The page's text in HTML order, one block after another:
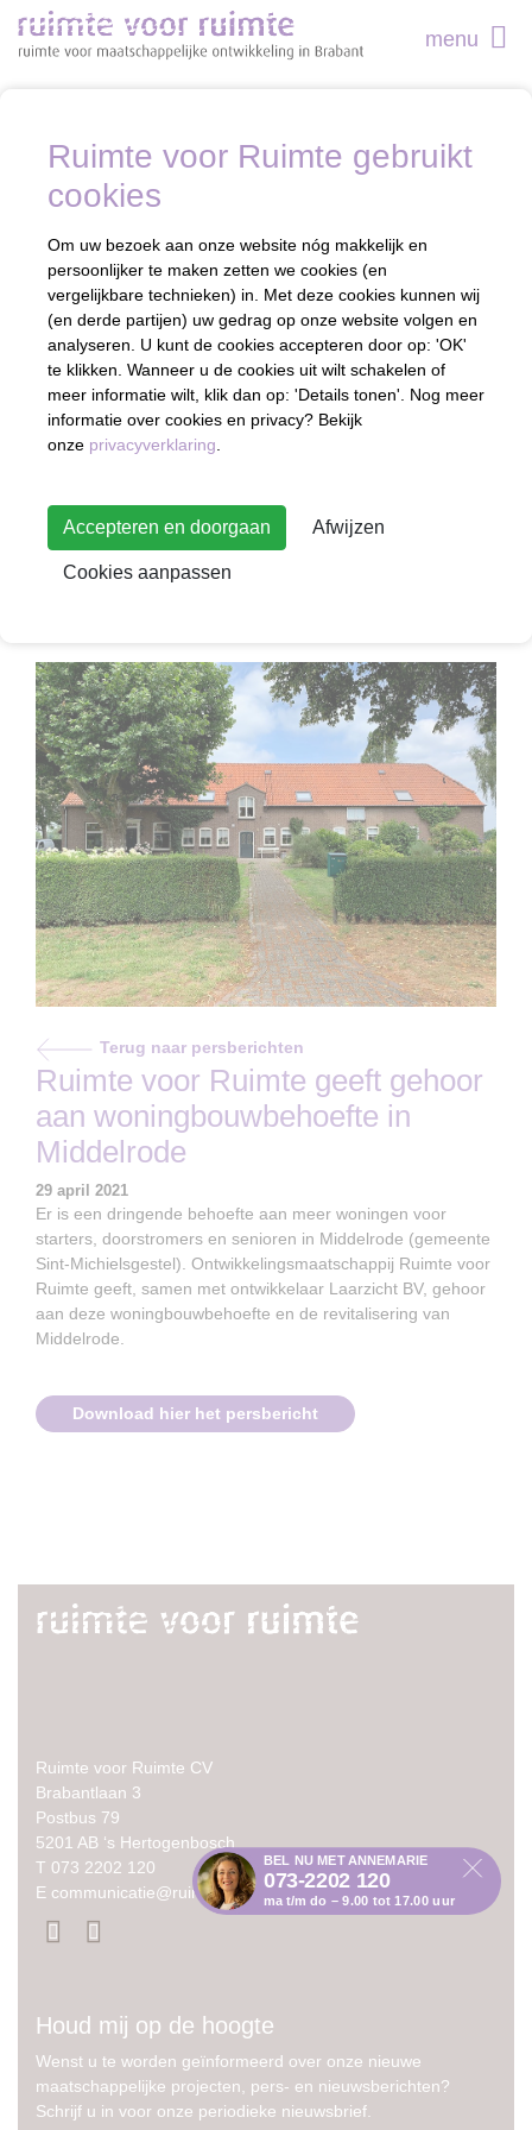
Ruimte voor Ruimte gebruikt
cookies
Om uw bezoek aan onze website nóg makkelijk en
persoonlijker te maken zetten we cookies (en
vergelijkbare technieken) in. Met deze cookies kunnen wij
(en derde partijen) uw gedrag op onze website volgen en
analyseren. U kunt de cookies accepteren door op: 'OK'
te klikken. Wanneer u de cookies uit wilt schakelen of
meer informatie wilt, klik dan op: 'Details tonen'. Nog meer
informatie over cookies en privacy? Bekijk
onze privacyverklaring
Accepteren en doorgaan Afwijzen
Cookies aanpassen
BEL NU MET ANNEMARIE
073-2202 120
ma t/m do – 9.00 tot 17.00 uur
menu
Terug naar persberichten
Ruimte voor Ruimte geeft gehoor
aan woningbouwbehoefte in
Middelrode
29 april 2021
Er is een dringende behoefte aan meer woningen voor
starters, doorstromers en senioren in Middelrode (gemeente
Sint-Michielsgestel). Ontwikkelingsmaatschappij Ruimte voor
Ruimte geeft, samen met ontwikkelaar Laarzicht BV, gehoor
aan deze woningbouwbehoefte en de revitalisering van
Middelrode.
Download hier het persbericht
Ruimte voor Ruimte CV
Brabantlaan 3
Postbus 79
5201 AB ‘s Hertogenbosch
T 073 2202 120
E communicatie@ruimtevoorruimte.com
Houd mij op de hoogte
Wenst u te worden geïnformeerd over onze nieuwe
maatschappelijke projecten, pers- en nieuwsberichten?
Schrijf u in voor onze periodieke nieuwsbrief.